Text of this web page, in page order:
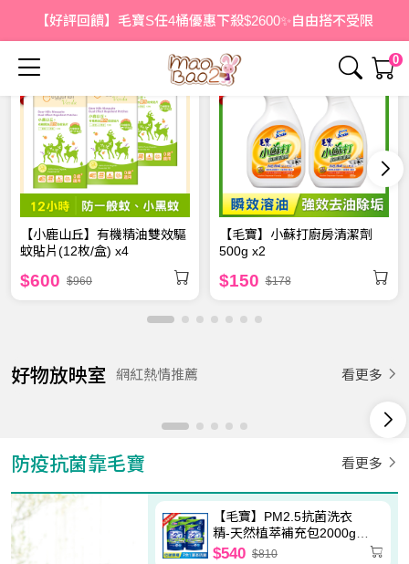
【好評回饋】毛寶S任4桶優惠下殺$2600✨自由搭不受限
0
【小鹿山丘】有機精油雙效驅
蚊貼片(12枚/盒) x4
$600 $960
【毛寶】小蘇打廚房清潔劑
500g x2
$150 $178
好物放映室 網紅熱情推薦 看更多
郊遊必備！小鹿山丘12小時
長效防蚊液！
洗淨水垢，去除難洗焦垢
防疫抗菌靠毛寶 看更多
【毛寶】PM2.5抗菌洗衣
精-天然植萃補充包2000g
x6
$540 $810